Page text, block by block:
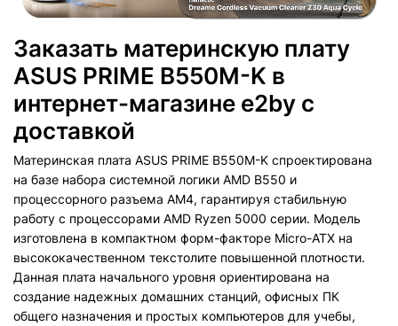
Заказать материнскую плату
ASUS PRIME B550M-K в
интернет-магазине e2by с
доставкой
Материнская плата ASUS PRIME B550M-K спроектирована
на базе набора системной логики AMD B550 и
процессорного разъема AM4, гарантируя стабильную
работу с процессорами AMD Ryzen 5000 серии. Модель
изготовлена в компактном форм-факторе Micro-ATX на
высококачественном текстолите повышенной плотности.
Данная плата начального уровня ориентирована на
создание надежных домашних станций, офисных ПК
общего назначения и простых компьютеров для учебы,